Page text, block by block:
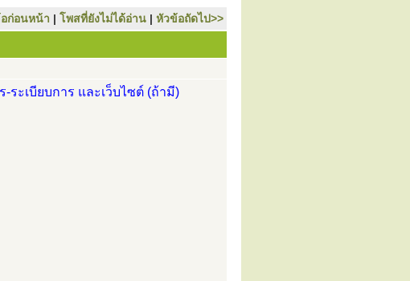
ก่อนหน้า | โพสที่ยังไม่ได้อ่าน | หัวข้อถัดไป>>
ะเบียบการ และเว็บไซต์ (ถ้ามี)